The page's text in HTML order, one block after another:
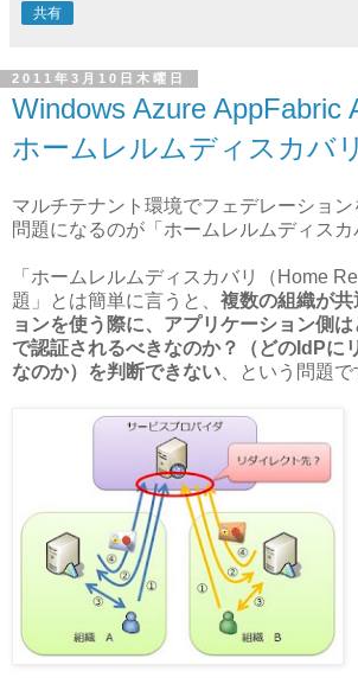
共有
2011年3月10日木曜日
Windows Azure AppFabric
ホームレルムディスカバ
マルチテナント環境でフェデレーショ
問題になるのが「 ホームレルムディスカ
「ホームレルムディスカバリ（Home
題」とは簡単に言うと、 複数の組織が
ョンを使う際に、アプリケーション側は
で認証されるべきなのか？（どのIdPに
なのか）を判断できない 、という問題で